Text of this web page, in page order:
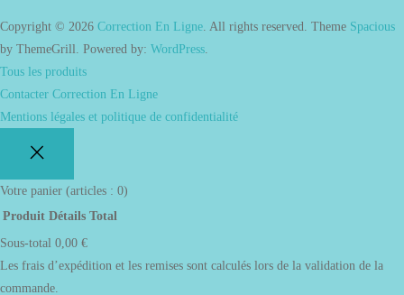
Copyright © 2026 Correction En Ligne. All rights reserved. Theme Spacious
by ThemeGrill. Powered by: WordPress.
Tous les produits
Contacter Correction En Ligne
Mentions légales et politique de confidentialité
Votre panier (articles : 0)
Produits
dans
le
Produit Détails Total
Sous-total 0,00 €
Les frais d’expédition et les remises sont calculés lors de la validation de la
commande.